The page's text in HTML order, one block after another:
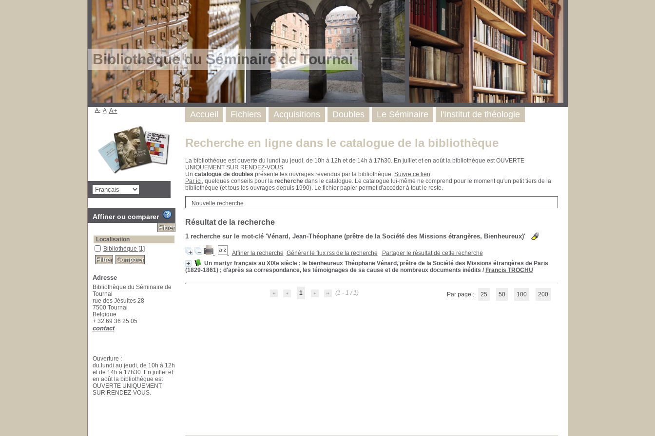
Bibliothèque du Séminaire de Tournai
Recherche en ligne dans le catalogue de la bibliothèque
La bibliothèque est ouverte du lundi au jeudi, de 10h à 12h et de 14h à 17h30. En juillet et en août la bibliothèque est OUVERTE
UNIQUEMENT SUR RENDEZ-VOUS
Un catalogue de doubles présente les ouvrages revendus par la bibliothèque. Suivre ce lien.
Par ici, quelques conseils pour la recherchedans le catalogue. Le catalogue lui-même ne comprend pour le moment qu'un petit tiers de la
bibliothèque (et tous les ouvrages depuis 1990). Le fichier papier permet d'accéder à tout le reste.
Nouvelle recherche
Résultat de la recherche
1recherche sur le mot-clé 'Vénard, Jean-Théophane (prêtre de la Société des Missions étrangères, Bienheureux)'
Affiner la recherche Générer le flux rss de la recherche
Partager le résultat de cette recherche
Un martyr français au XIXe siècle: le bienheureux Théophane Vénard, prêtre de la Société des Missions étrangères de Paris
(1829-1861) ; d'après sa correspondance, les témoignages de sa cause et de nombreux documents inédits / Francis TROCHU
1 (1 - 1 / 1) Par page : 25 50 100 200
Accueil Fichiers Acquisitions Doubles Le Séminaire l'Institut de théologie
A- A A+
Affiner ou comparer
Localisation
Bibliothèque [1]
Adresse
Bibliothèque du Séminaire de
Tournai
rue des Jésuites 28
7500 Tournai
Belgique
+ 32 69 36 25 05
contact
Ouverture :
du lundi au jeudi, de 10h à 12h
et de 14h à 17h30. En juillet et
en août la bibliothèque est
OUVERTE UNIQUEMENT
SUR RENDEZ-VOUS.